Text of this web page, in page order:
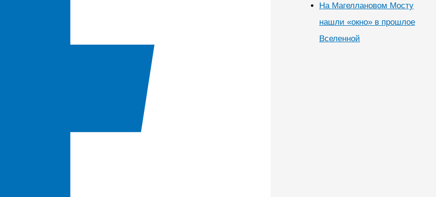
На Магеллановом Мосту
нашли «окно» в прошлое
Вселенной